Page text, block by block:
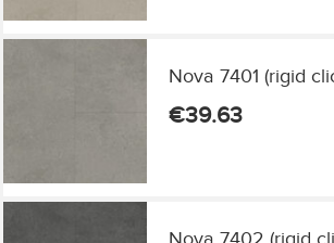
Nova 7401 (rigid
€39.63